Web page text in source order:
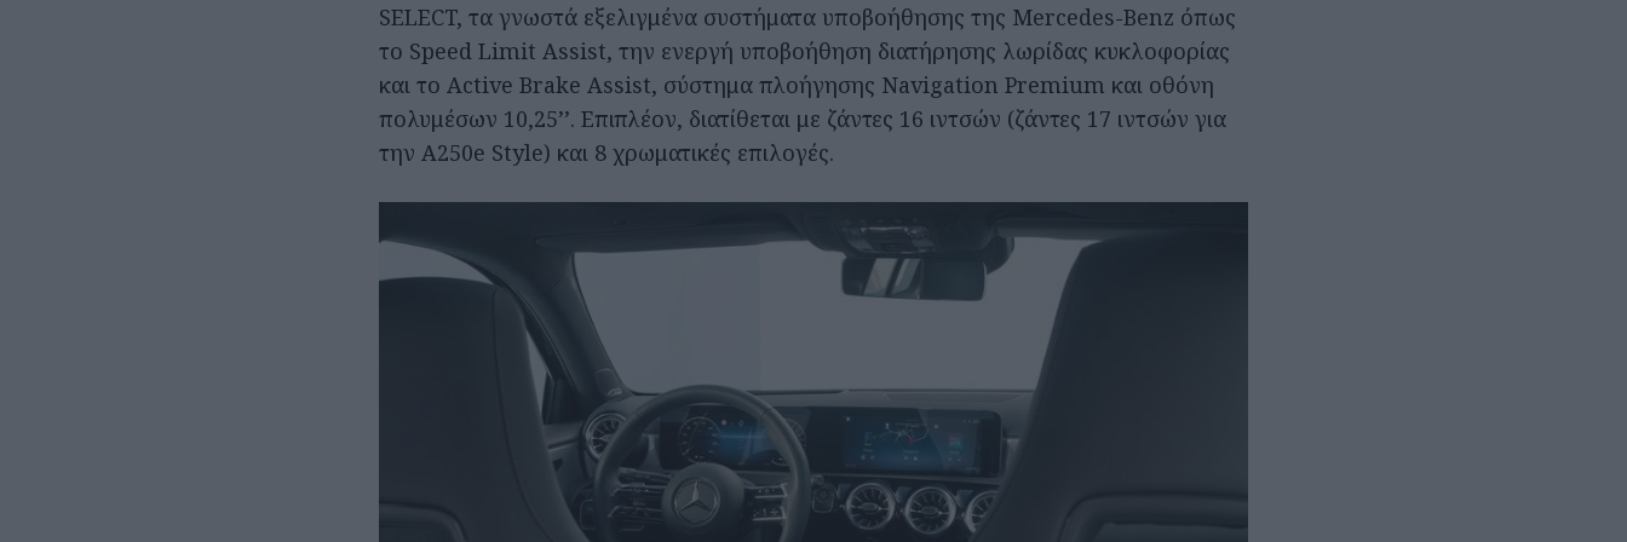
SELECT, τα γνωστά εξελιγμένα συστήματα υποβοήθησης της Mercedes-Benz όπως
το Speed Limit Assist, την ενεργή υποβοήθηση διατήρησης λωρίδας κυκλοφορίας
και το Active Brake Assist, σύστημα πλοήγησης Navigation Premium και οθόνη
πολυμέσων 10,25’’. Επιπλέον, διατίθεται με ζάντες 16 ιντσών (ζάντες 17 ιντσών για
την A250e Style) και 8 χρωματικές επιλογές.